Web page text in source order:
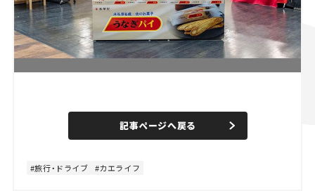
n
e
d
記事ページへ戻る
旅行・ドライブ カエライフ